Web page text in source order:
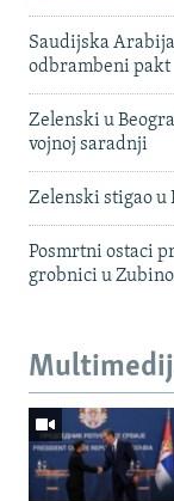
Saudijska
odbrambeni pakt
Zelenski u
vojnoj saradnji
Zelenski stigao u
Posmrtni ostaci
grobnici u